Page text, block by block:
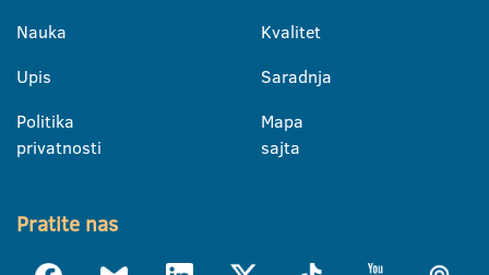
Nauka
Upis
Politika
privatnosti
Kvalitet
Saradnja
Mapa
sajta
Pratite nas